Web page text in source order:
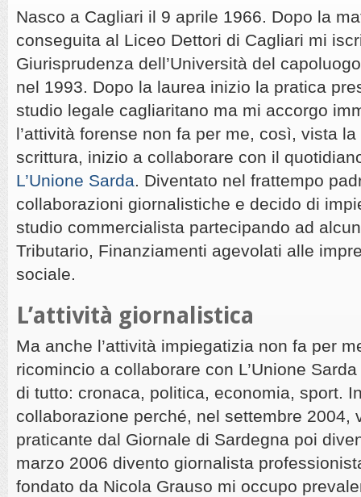
Nasco a Cagliari il 9 aprile 1966. Dopo la
conseguita al Liceo Dettori di Cagliari mi
Giurisprudenza dell’Università del
nel 1993. Dopo la laurea inizio la pratica
studio legale cagliaritano ma mi accorgo
l’attività forense non fa per me, così, vista
scrittura, inizio a collaborare con il
L’Unione Sarda. Diventato nel frattempo
collaborazioni giornalistiche e decido di
studio commercialista partecipando ad
Tributario, Finanziamenti agevolati alle
sociale.
L’attività giornalistica
Ma anche l’attività impiegatizia non fa per
ricomincio a collaborare con L’Unione
di tutto: cronaca, politica, economia, sport.
collaborazione perché, nel settembre 2004,
praticante dal Giornale di Sardegna poi
marzo 2006 divento giornalista
fondato da Nicola Grauso mi occupo